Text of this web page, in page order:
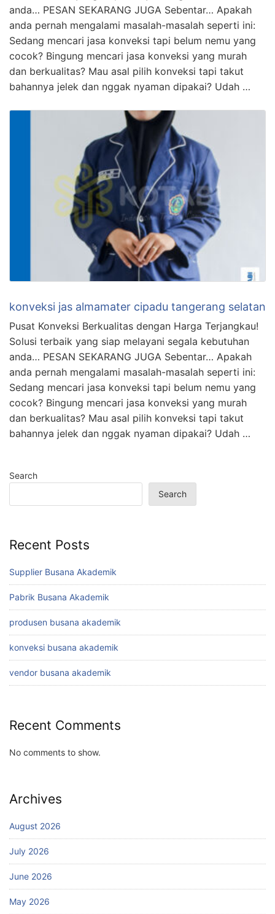
anda… PESAN SEKARANG JUGA Sebentar… Apakah
anda pernah mengalami masalah-masalah seperti ini:
Sedang mencari jasa konveksi tapi belum nemu yang
cocok? Bingung mencari jasa konveksi yang murah
dan berkualitas? Mau asal pilih konveksi tapi takut
bahannya jelek dan nggak nyaman dipakai? Udah …
konveksi jas almamater cipadu tangerang selatan
Pusat Konveksi Berkualitas dengan Harga Terjangkau!
Solusi terbaik yang siap melayani segala kebutuhan
anda… PESAN SEKARANG JUGA Sebentar… Apakah
anda pernah mengalami masalah-masalah seperti ini:
Sedang mencari jasa konveksi tapi belum nemu yang
cocok? Bingung mencari jasa konveksi yang murah
dan berkualitas? Mau asal pilih konveksi tapi takut
bahannya jelek dan nggak nyaman dipakai? Udah …
Search
Search
Recent Posts
Supplier Busana Akademik
Pabrik Busana Akademik
produsen busana akademik
konveksi busana akademik
vendor busana akademik
Recent Comments
No comments to show.
Archives
August 2026
July 2026
June 2026
May 2026